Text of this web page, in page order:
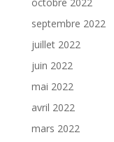
septembre 2022
juillet 2022
juin 2022
mai 2022
avril 2022
mars 2022